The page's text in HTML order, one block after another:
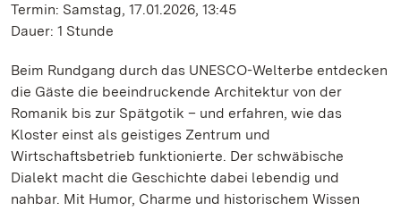
Termin: Samstag, 17.01.2026, 13:45
Dauer: 1 Stunde
Beim Rundgang durch das UNESCO-Welterbe entdecken
die Gäste die beeindruckende Architektur von der
Romanik bis zur Spätgotik – und erfahren, wie das
Kloster einst als geistiges Zentrum und
Wirtschaftsbetrieb funktionierte. Der schwäbische
Dialekt macht die Geschichte dabei lebendig und
nahbar. Mit Humor, Charme und historischem Wissen